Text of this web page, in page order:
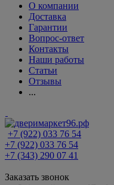
О компании
Доставка
Гарантии
Вопрос-ответ
Контакты
Наши работы
Статьи
Отзывы
...
+7 (922) 033 76 54
+7 (922) 033 76 54
+7 (343) 290 07 41
Заказать звонок